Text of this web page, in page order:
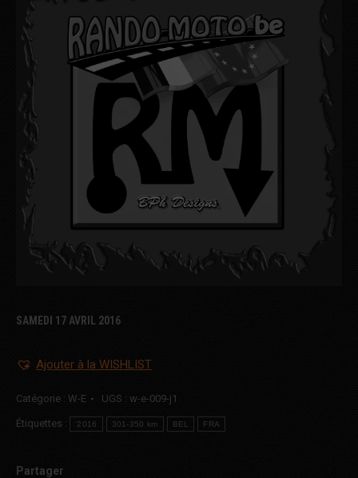
SAMEDI 17 AVRIL 2016
Ajouter à la WISHLIST
Catégorie : W-E UGS : w-e-009-j1
Étiquettes : '2016 301-350 km BEL FRA
Partager